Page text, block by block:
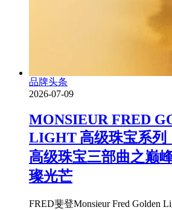
品牌头条
2026-07-09
MONSIEUR FRED
LIGHT 高级珠宝系列
高级珠宝三部曲之巅
璨光芒
FRED斐登Monsieur Fred Golden